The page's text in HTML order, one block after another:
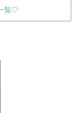
覧♡